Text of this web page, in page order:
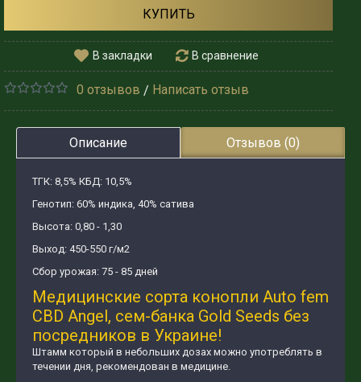
КУПИТЬ
В закладки В сравнение
0 отзывов / Написать отзыв
Описание Отзывов (0)
ТГК: 8,5% КБД: 10,5%
Генотип: 60% индика, 40% сатива
Высота: 0,80 - 1,30
Выход: 450-550 г/м2
Сбор урожая: 75 - 85 дней
Медицинские сорта конопли Auto fem
CBD Angel, сем-банка Gold Seeds без
посредников в Украине!
Штамм который в небольших дозах можно употреблять в
течении дня, рекомендован в медицине.